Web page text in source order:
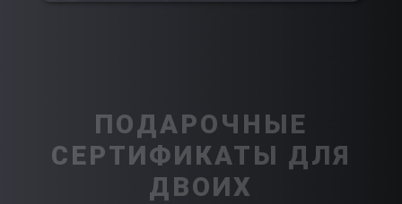
ПОДАРОЧНЫЕ
СЕРТИФИКАТЫ ДЛЯ
ДВОИХ